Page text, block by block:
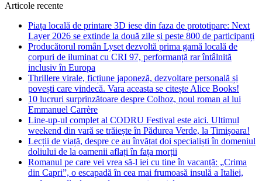
Articole recente
Piața locală de printare 3D iese din faza de prototipare: Next
Layer 2026 se extinde la două zile și peste 800 de participanți
Producătorul român Lyset dezvoltă prima gamă locală de
corpuri de iluminat cu CRI 97, performanță rar întâlnită
inclusiv în Europa
Thrillere virale, ficțiune japoneză, dezvoltare personală și
povești care vindecă. Vara aceasta se citește Alice Books!
10 lucruri surprinzătoare despre Colhoz, noul roman al lui
Emmanuel Carrère
Line-up-ul complet al CODRU Festival este aici. Ultimul
weekend din vară se trăiește în Pădurea Verde, la Timișoara!
Lecții de viață, despre ce au învățat doi specialiști în domeniul
doliului de la oamenii aflați în fața morții
Romanul pe care vei vrea să-l iei cu tine în vacanță: „Crima
din Capri”, o escapadă în cea mai frumoasă insulă a Italiei,